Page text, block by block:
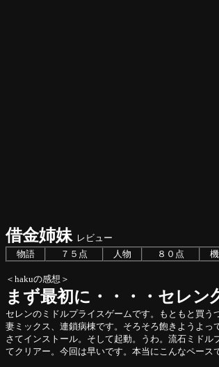
借金姉妹レビュー
物語
７５点 人物 ８０点
＜hakuの感想＞
まず最初に・・・・セレン
セレンのミドルプライスゲームです。もともと買
妻ミックス、連鎖病棟です。そろそろ飽きようよっ
さてインストール。そして起動。うわ。流石ミド
てクリアー。今回は早いです。本当にこんなペース